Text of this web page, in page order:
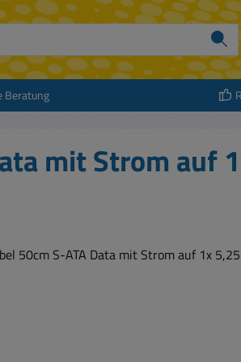
Beratung
mit Strom auf